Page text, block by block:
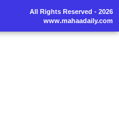
All Rights Reserved - 2026
www.mahaadaily.com